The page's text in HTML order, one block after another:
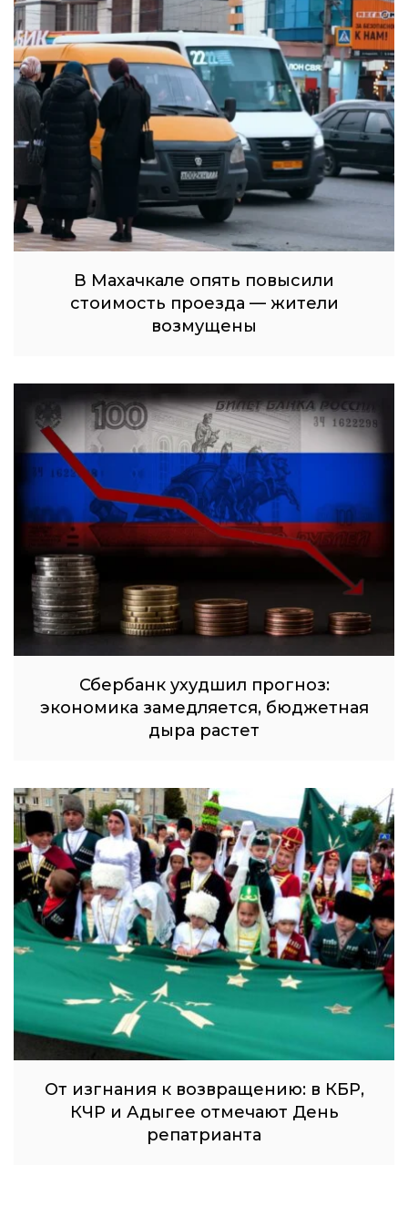
В Махачкале опять повысили
стоимость проезда — жители
возмущены
Сбербанк ухудшил прогноз:
экономика замедляется, бюджетная
дыра растет
От изгнания к возвращению: в КБР,
КЧР и Адыгее отмечают День
репатрианта